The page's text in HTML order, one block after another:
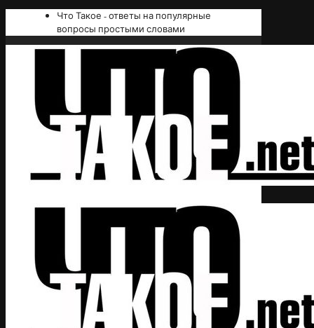
Что Такое - ответы на популярные
вопросы простыми словами